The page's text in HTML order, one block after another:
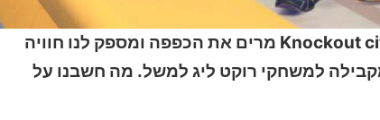
מי לא התגעגע למשחקי ילדות כמחניים וכדור־עף? אז כעת המשחק Knockout city מרים את הכפפה ומספק לנו חוויה
למשחקי רוקט ליג למשל. מה חשבנו על